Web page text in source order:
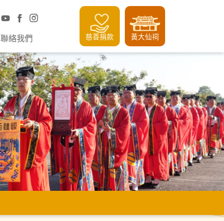
聯絡我們 慈善捐款 黃大仙祠